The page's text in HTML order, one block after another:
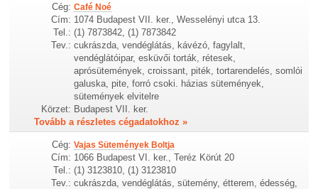
Cég: Café Noé
Cím: 1074 Budapest VII. ker., Wesselényi utca 13.
Tel.: (1) 7873842, (1) 7873842
Tev.: cukrászda, vendéglátás, kávézó, fagylalt,
vendéglátóipar, esküvői torták, rétesek,
aprósütemények, croissant, piték, tortarendelés, somlói
galuska, pite, forró csoki. házias sütemények,
sütemények elvitelre
Körzet: Budapest VII. ker.
Tovább a részletes cégadatokhoz »
Cég: Vajas Sütemények Boltja
Cím: 1066 Budapest VI. ker., Teréz Körút 20
Tel.: (1) 3123810, (1) 3123810
Tev.: cukrászda, vendéglátás, sütemény, étterem, édesség,